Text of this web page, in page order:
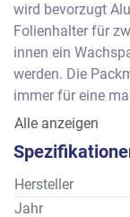
wird bevorzugt
Folienhalter für
innen ein
werden. Die
immer für eine
Produkt wird
führt das Produkt
um das
Leistung: ca. 90-
Alle anzeigen
Hersteller
Jahr